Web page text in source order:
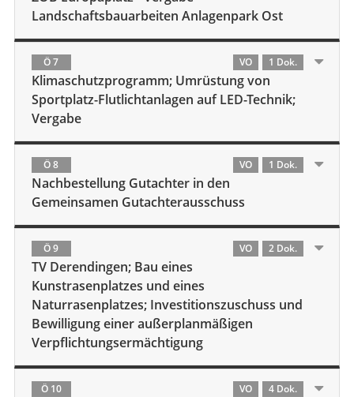
Landschaftsbauarbeiten Anlagenpark Ost
Ö 7 VO 1 Dok.
Klimaschutzprogramm; Umrüstung von
Sportplatz-Flutlichtanlagen auf LED-Technik;
Vergabe
Ö 8 VO 1 Dok.
Nachbestellung Gutachter in den
Gemeinsamen Gutachterausschuss
Ö 9 VO 2 Dok.
TV Derendingen; Bau eines
Kunstrasenplatzes und eines
Naturrasenplatzes; Investitionszuschuss und
Bewilligung einer außerplanmäßigen
Verpflichtungsermächtigung
Ö 10 VO 4 Dok.